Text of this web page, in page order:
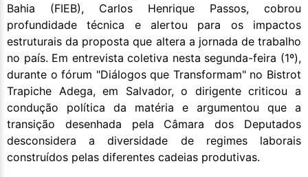
Bahia (FIEB), Carlos Henrique Passos, cobrou
profundidade técnica e alertou para os impactos
estruturais da proposta que altera a jornada de trabalho
no país. Em entrevista coletiva nesta segunda-feira (1º),
durante o fórum "Diálogos que Transformam" no Bistrot
Trapiche Adega, em Salvador, o dirigente criticou a
condução política da matéria e argumentou que a
transição desenhada pela Câmara dos Deputados
desconsidera a diversidade de regimes laborais
construídos pelas diferentes cadeias produtivas.